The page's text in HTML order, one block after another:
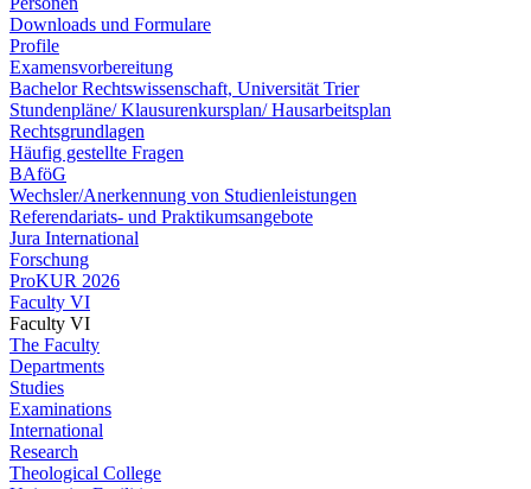
Downloads und Formulare
Profile
Examensvorbereitung
Bachelor Rechtswissenschaft, Universität Trier
Stundenpläne/ Klausurenkursplan/ Hausarbeitsplan
Rechtsgrundlagen
Häufig gestellte Fragen
BAföG
Wechsler/Anerkennung von Studienleistungen
Referendariats- und Praktikumsangebote
Jura International
Forschung
ProKUR 2026
Faculty VI
Faculty VI
The Faculty
Departments
Studies
Examinations
International
Research
Theological College